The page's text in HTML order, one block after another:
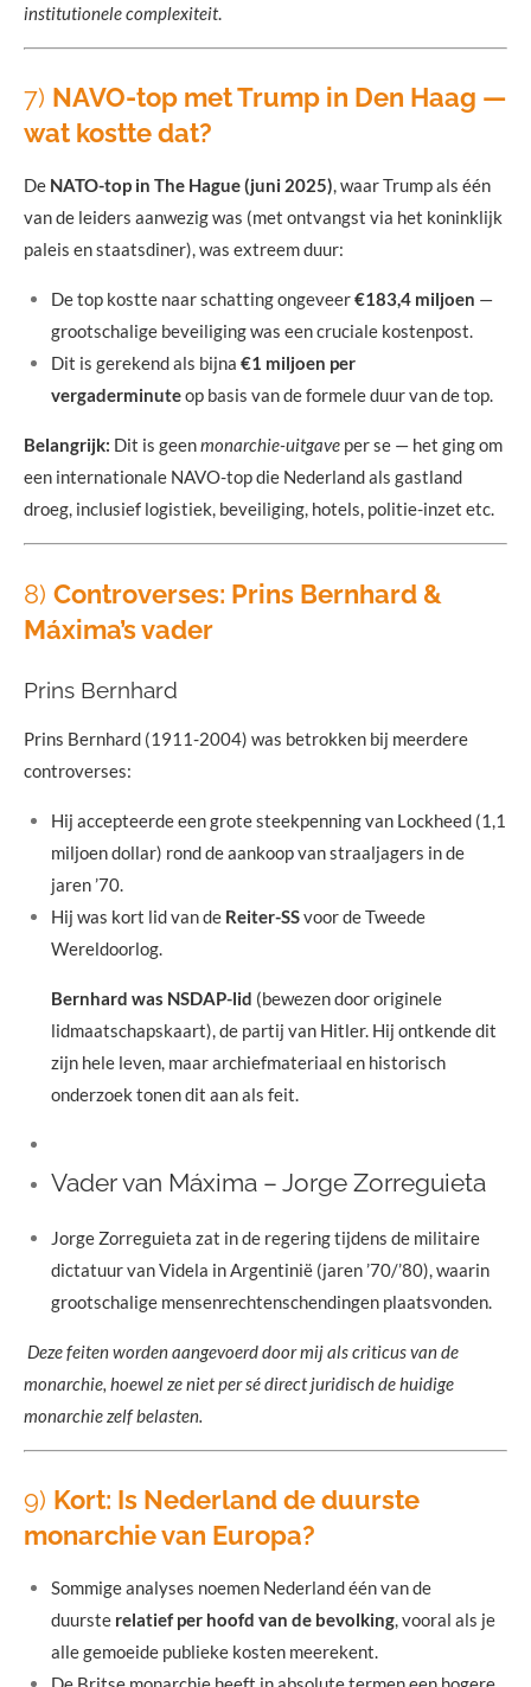
institutionele complexiteit.
7) NAVO-top met Trump in Den Haag —
wat kostte dat?
De NATO-top in The Hague (juni 2025), waar Trump als één
van de leiders aanwezig was (met ontvangst via het koninklijk
paleis en staatsdiner), was extreem duur:
De top kostte naar schatting ongeveer€183,4 miljoen —
grootschalige beveiliging was een cruciale kostenpost.
Dit is gerekend als bijna €1 miljoen per
vergaderminuteop basis van de formele duur van de top.
Belangrijk: Dit is geenmonarchie-uitgave per se — het ging om
een internationale NAVO-top die Nederland als gastland
droeg, inclusief logistiek, beveiliging, hotels, politie-inzet etc.
8) Controverses: Prins Bernhard &
Máxima’s vader
Prins Bernhard
Prins Bernhard (1911-2004) was betrokken bij meerdere
controverses:
Hij accepteerde een grote steekpenning van Lockheed (1,1
miljoen dollar) rond de aankoop van straaljagers in de
jaren ’70.
Hij was kort lid van de Reiter-SSvoor de Tweede
Wereldoorlog.
Bernhard was NSDAP-lid (bewezen door originele
lidmaatschapskaart), de partij van Hitler. Hij ontkende dit
zijn hele leven, maar archiefmateriaal en historisch
onderzoek tonen dit aan als feit.
Vader van Máxima – Jorge Zorreguieta
Jorge Zorreguieta zat in de regering tijdens de militaire
dictatuur van Videla in Argentinië (jaren ’70/’80), waarin
grootschalige mensenrechtenschendingen plaatsvonden.
Deze feiten worden aangevoerd door mij als criticus van de
monarchie, hoewel ze niet per sé direct juridisch de huidige
monarchie zelf belasten.
9) Kort: Is Nederland de duurste
monarchie van Europa?
Sommige analyses noemen Nederland één van de
duurste relatief per hoofd van de bevolking, vooral als je
alle gemoeide publieke kosten meerekent.